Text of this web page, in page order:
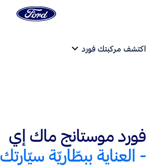
اكتشف مركبتك فورد
فورد موستانج ماك إي
- العناية ببطّاريّة سيّارتك